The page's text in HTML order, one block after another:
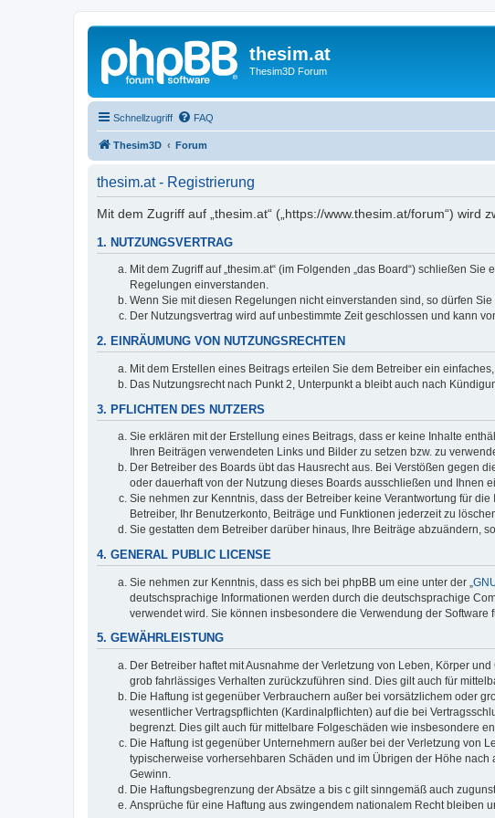
thesim.at
Thesim3D Forum
Schnellzugriff FAQ
Thesim3D Forum
thesim.at - Registrierung
Mit dem Zugriff auf „thesim.at“ („https://www.thesim.at/forum“)
1. NUTZUNGSVERTRAG
Mit dem Zugriff auf „thesim.at“ (im Folgenden „das Board“) schließen
Regelungen einverstanden.
Wenn Sie mit diesen Regelungen nicht einverstanden sind, so dürfen
Der Nutzungsvertrag wird auf unbestimmte Zeit geschlossen und kann
2. EINRÄUMUNG VON NUTZUNGSRECHTEN
Mit dem Erstellen eines Beitrags erteilen Sie dem Betreiber ein
Das Nutzungsrecht nach Punkt 2, Unterpunkt a bleibt auch nach
3. PFLICHTEN DES NUTZERS
Sie erklären mit der Erstellung eines Beitrags, dass er keine Inhalte
Ihren Beiträgen verwendeten Links und Bilder zu setzen bzw. zu
Der Betreiber des Boards übt das Hausrecht aus. Bei Verstößen gegen
oder dauerhaft von der Nutzung dieses Boards ausschließen und Ihnen
Sie nehmen zur Kenntnis, dass der Betreiber keine Verantwortung für
Betreiber, Ihr Benutzerkonto, Beiträge und Funktionen jederzeit zu
Sie gestatten dem Betreiber darüber hinaus, Ihre Beiträge abzuändern,
4. GENERAL PUBLIC LICENSE
Sie nehmen zur Kenntnis, dass es sich bei phpBB um eine unter der „
deutschsprachige Informationen werden durch die deutschsprachige
verwendet wird. Sie können insbesondere die Verwendung der
5. GEWÄHRLEISTUNG
Der Betreiber haftet mit Ausnahme der Verletzung von Leben, Körper
grob fahrlässiges Verhalten zurückzuführen sind. Dies gilt auch für
Die Haftung ist gegenüber Verbrauchern außer bei vorsätzlichem oder
wesentlicher Vertragspflichten (Kardinalpflichten) auf die bei
begrenzt. Dies gilt auch für mittelbare Folgeschäden wie insbesondere
Die Haftung ist gegenüber Unternehmern außer bei der Verletzung von
typischerweise vorhersehbaren Schäden und im Übrigen der Höhe
Gewinn.
Die Haftungsbegrenzung der Absätze a bis c gilt sinngemäß auch
Ansprüche für eine Haftung aus zwingendem nationalem Recht bleiben